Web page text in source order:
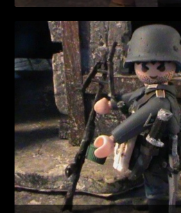
8. Juli 2021 um 19:47